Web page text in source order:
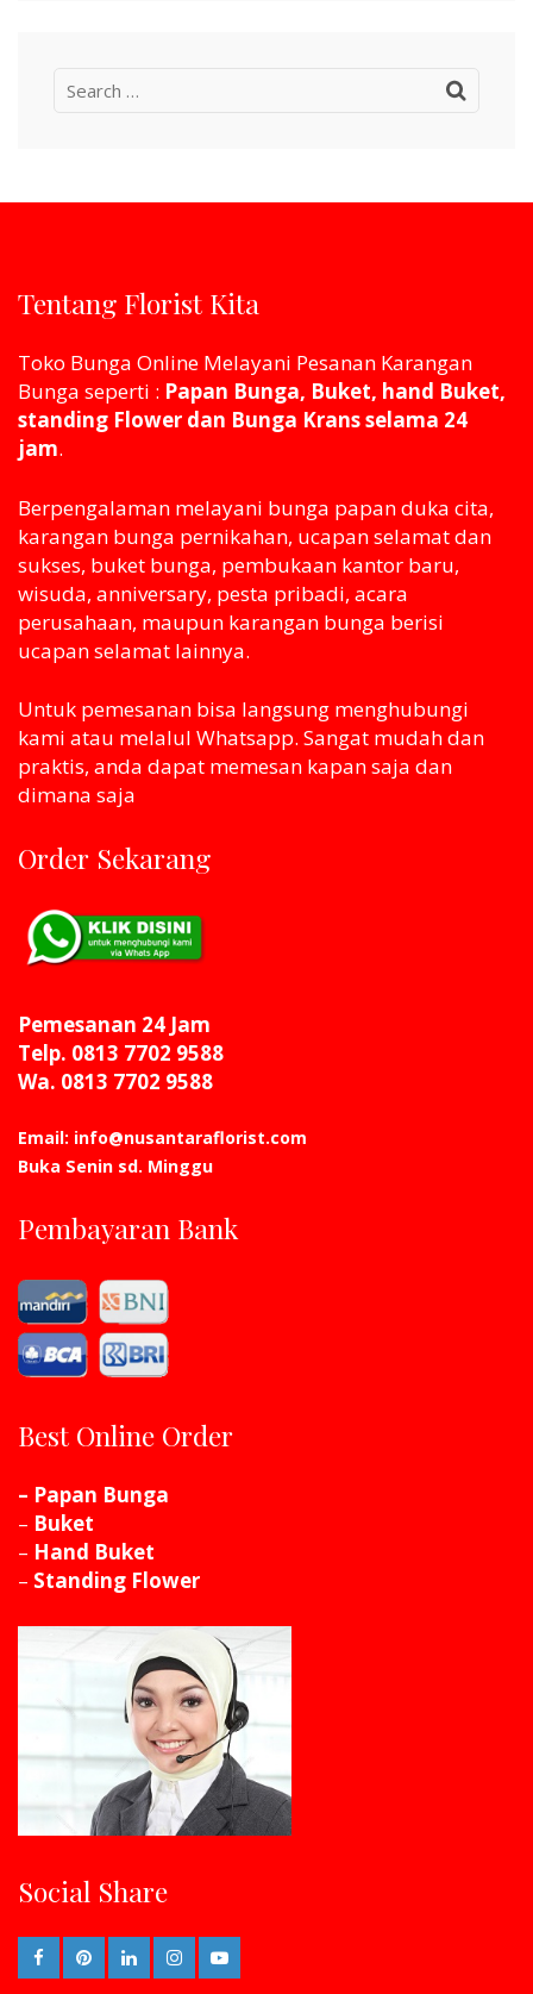
Search
Tentang Florist Kita
Toko Bunga Online Melayani Pesanan Karangan
Bunga seperti : Papan Bunga, Buket, hand Buket,
standing Flower dan Bunga Krans selama 24
jam.
Berpengalaman melayani bunga papan duka cita,
karangan bunga pernikahan, ucapan selamat dan
sukses, buket bunga, pembukaan kantor baru,
wisuda, anniversary, pesta pribadi, acara
perusahaan, maupun karangan bunga berisi
ucapan selamat lainnya.
Untuk pemesanan bisa langsung menghubungi
kami atau melaluI Whatsapp. Sangat mudah dan
praktis, anda dapat memesan kapan saja dan
dimana saja
Order Sekarang
Pemesanan 24 Jam
Telp. 0813 7702 9588
Wa. 0813 7702 9588
Email: info@nusantaraflorist.com
Buka Senin sd. Minggu
Pembayaran Bank
Best Online Order
– Papan Bunga
– Buket
– Hand Buket
– Standing Flower
Social Share